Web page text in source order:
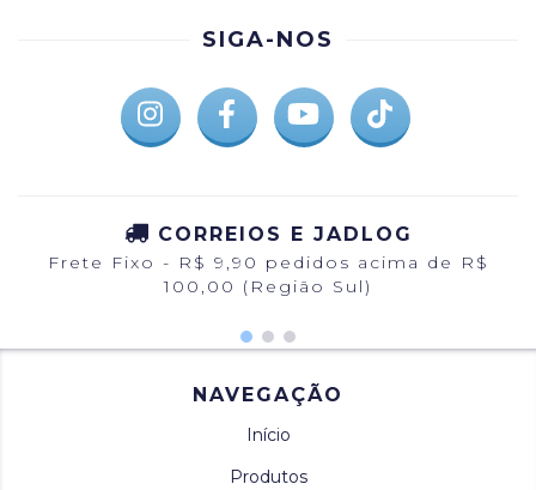
SIGA-NOS
CORREIOS E JADLOG
Frete Fixo - R$ 9,90 pedidos acima de R$
100,00 (Região Sul)
NAVEGAÇÃO
Início
Produtos